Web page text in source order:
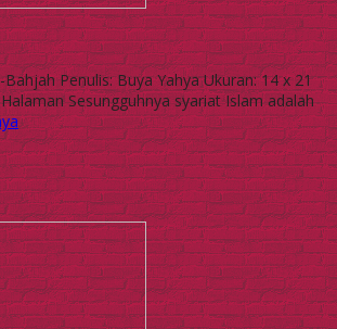
Penulis: Buya Yahya Ukuran: 14 x 21
Sesungguhnya syariat Islam adalah